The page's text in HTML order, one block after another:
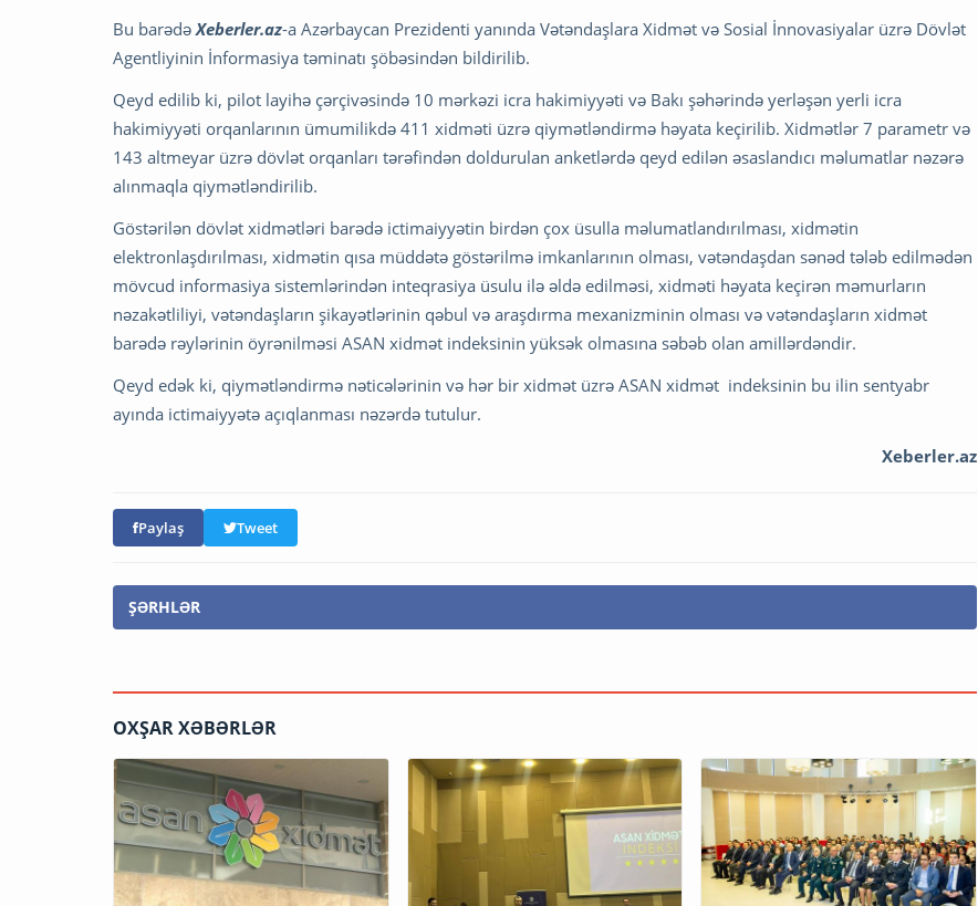
Bu barədəXeberler.az-a Azərbaycan Prezidenti yanında Vətəndaşlara Xidmət və Sosial İnnovasiyalar üzrə Dövlət
Agentliyinin İnformasiya təminatı şöbəsindən bildirilib.
Qeyd edilib ki, pilot layihə çərçivəsində 10 mərkəzi icra hakimiyyəti və Bakı şəhərində yerləşən yerli icra
hakimiyyəti orqanlarının ümumilikdə 411 xidməti üzrə qiymətləndirmə həyata keçirilib. Xidmətlər 7 parametr və
143 altmeyar üzrə dövlət orqanları tərəfindən doldurulan anketlərdə qeyd edilən əsaslandıcı məlumatlar nəzərə
alınmaqla qiymətləndirilib.
Göstərilən dövlət xidmətləri barədə ictimaiyyətin birdən çox üsulla məlumatlandırılması, xidmətin
elektronlaşdırılması, xidmətin qısa müddətə göstərilmə imkanlarının olması, vətəndaşdan sənəd tələb edilmədən
mövcud informasiya sistemlərindən inteqrasiya üsulu ilə əldə edilməsi, xidməti həyata keçirən məmurların
nəzakətliliyi, vətəndaşların şikayətlərinin qəbul və araşdırma mexanizminin olması və vətəndaşların xidmət
barədə rəylərinin öyrənilməsi ASAN xidmət indeksinin yüksək olmasına səbəb olan amillərdəndir.
Qeyd edək ki, qiymətləndirmə nəticələrinin və hər bir xidmət üzrə ASAN xidmət indeksinin bu ilin sentyabr
ayında ictimaiyyətə açıqlanması nəzərdə tutulur.
Xeberler.az
Paylaş Tweet
ŞƏRHLƏR
OXŞAR XƏBƏRLƏR